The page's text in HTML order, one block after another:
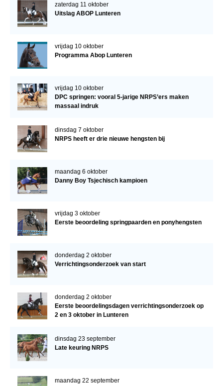
zaterdag 11 oktober
Uitslag ABOP Lunteren
vrijdag 10 oktober
Programma Abop Lunteren
vrijdag 10 oktober
DPC springen: vooral 5-jarige NRPS’ers maken
massaal indruk
dinsdag 7 oktober
NRPS heeft er drie nieuwe hengsten bij
maandag 6 oktober
Danny Boy Tsjechisch kampioen
vrijdag 3 oktober
Eerste beoordeling springpaarden en ponyhengsten
donderdag 2 oktober
Verrichtingsonderzoek van start
donderdag 2 oktober
Eerste beoordelingsdagen verrichtingsonderzoek op
2 en 3 oktober in Lunteren
dinsdag 23 september
Late keuring NRPS
maandag 22 september